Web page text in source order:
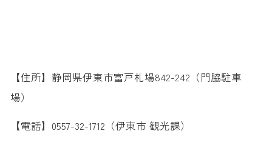
【住所】静岡県伊東市富戸札場842-242（門脇駐車
場）
【電話】0557-32-1712（伊東市 観光課）